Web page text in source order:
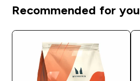
Recommended for you